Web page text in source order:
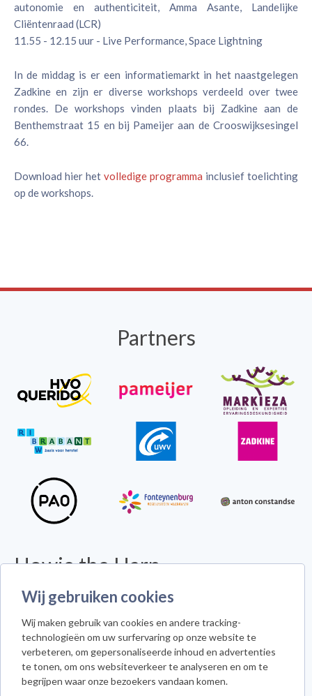
Wij gebruiken cookies
Wij maken gebruik van cookies en andere tracking-
technologieën om uw surfervaring op onze website te
verbeteren, om gepersonaliseerde inhoud en advertenties
te tonen, om ons websiteverkeer te analyseren en om te
begrijpen waar onze bezoekers vandaan komen.
autonomie en authenticiteit, Amma Asante, Landelijke
Cliëntenraad (LCR)
11.55 - 12.15 uur - Live Performance, Space Lightning
In de middag is er een informatiemarkt in het naastgelegen
Zadkine en zijn er diverse workshops verdeeld over twee
rondes. De workshops vinden plaats bij Zadkine aan de
Benthemstraat 15 en bij Pameijer aan de Crooswijksesingel
66.
Download hier het volledige programma inclusief toelichting
op de workshops.
Partners
Howie the Harp
© 2026 - Alle rechten voorbehouden -Disclaimer
Cookie instellingen